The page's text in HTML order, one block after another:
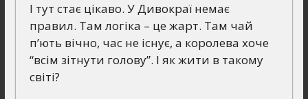
І тут стає цікаво. У Дивокраї немає
правил. Там логіка – це жарт. Там чай
п’ють вічно, час не існує, а королева хоче
“всім зітнути голову”. І як жити в такому
світі?